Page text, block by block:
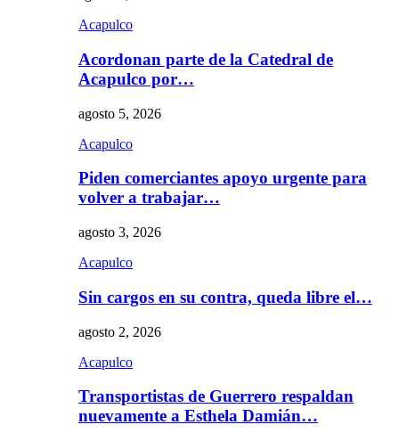
Acapulco
Acordonan parte de la Catedral de
Acapulco por…
agosto 5, 2026
Acapulco
Piden comerciantes apoyo urgente para
volver a trabajar…
agosto 3, 2026
Acapulco
Sin cargos en su contra, queda libre el…
agosto 2, 2026
Acapulco
Transportistas de Guerrero respaldan
nuevamente a Esthela Damián…